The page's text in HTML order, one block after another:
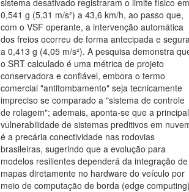
sistema desativado registraram o limite físico em
0,541 g (5,31 m/s²) a 43,6 km/h, ao passo que,
com o VSF operante, a intervenção automática
dos freios ocorreu de forma antecipada e
a 0,413 g (4,05 m/s²). A pesquisa demonstra
o SRT calculado é uma métrica de projeto
conservadora e confiável, embora o termo
comercial "antitombamento" seja tecnicamente
impreciso se comparado a "sistema de controle
de rolagem"; ademais, aponta-se que a principal
vulnerabilidade de sistemas preditivos em
é a precária conectividade nas rodovias
brasileiras, sugerindo que a evolução para
modelos resilientes dependerá da integração de
mapas diretamente no hardware do veículo por
meio de computação de borda (edge